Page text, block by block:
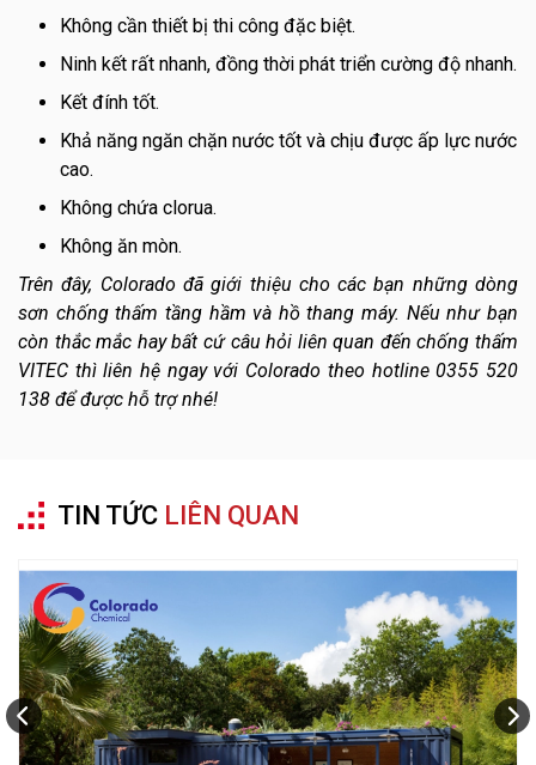
Không cần thiết bị thi công đặc biệt.
Ninh kết rất nhanh, đồng thời phát triển cường độ nhanh.
Kết đính tốt.
Khả năng ngăn chặn nước tốt và chịu được ấp lực nước
cao.
Không chứa clorua.
Không ăn mòn.
Trên đây, Colorado đã giới thiệu cho các bạn những dòng
sơn chống thấm tầng hầm và hồ thang máy. Nếu như bạn
còn thắc mắc hay bất cứ câu hỏi liên quan đến chống thấm
VITEC thì liên hệ ngay với Colorado theo hotline 0355 520
138 để được hỗ trợ nhé!
TIN TỨC LIÊN QUAN